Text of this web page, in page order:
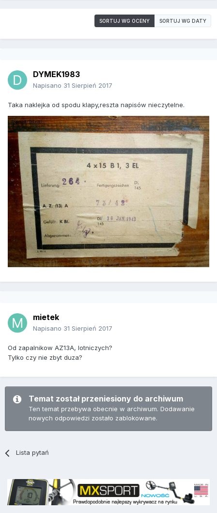
SORTUJ WG OCENY SORTUJ WG DATY
DYMEK1983
Napisano 31 Sierpień 2017
Taka naklejka od spodu klapy,reszta napisów nieczytelne.
mietek
Napisano 31 Sierpień 2017
Od zapalnikow AZ13A, lotniczych?
Tylko czy nie zbyt duza?
Temat został przeniesiony do archiwum
Ten temat przebywa obecnie w archiwum. Dodawanie
nowych odpowiedzi zostało zablokowane.
Lista pytań